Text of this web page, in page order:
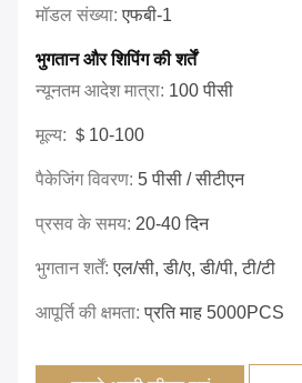
मॉडल संख्या:एफबी-1
भुगतान और शिपिंग की शर्तें
न्यूनतम आदेश मात्रा: 100 पीसी
मूल्य: ＄10-100
पैकेजिंग विवरण: 5 पीसी / सीटीएन
प्रसव के समय: 20-40 दिन
भुगतान शर्तें:एल/सी, डी/ए, डी/पी, टी/टी
आपूर्ति की क्षमता:प्रति माह 5000PCS